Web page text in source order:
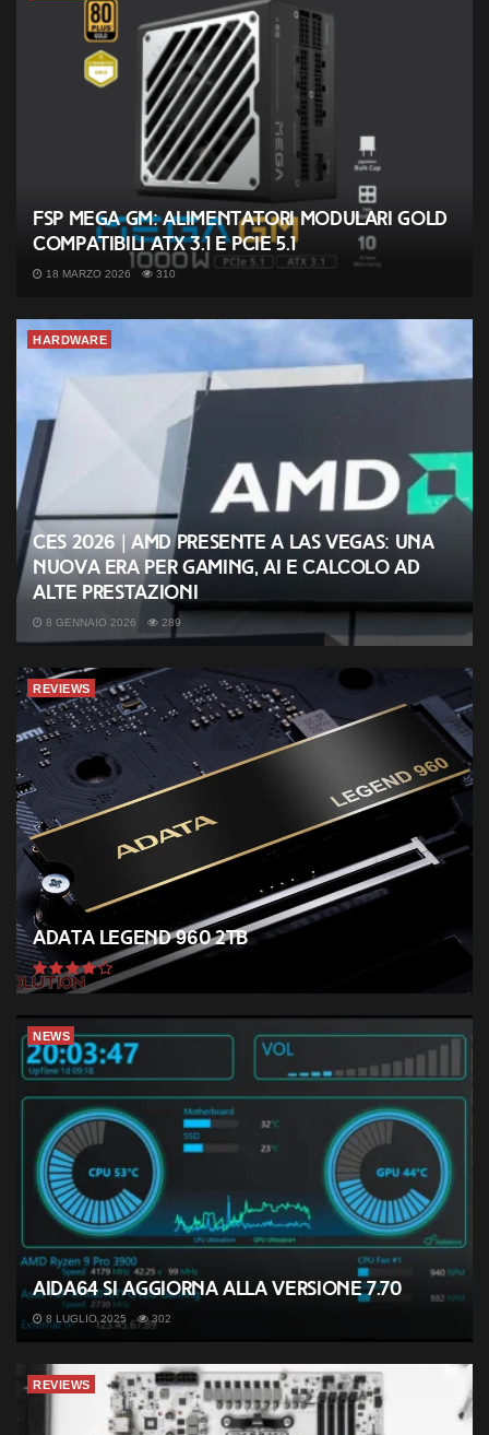
FSP MEGA GM: alimentatori modulari Gold
compatibili ATX 3.1 e PCIe 5.1
18 MARZO 2026 310
HARDWARE
CES 2026 | AMD presente a Las Vegas: una
nuova era per gaming, AI e calcolo ad
alte prestazioni
8 GENNAIO 2026 289
REVIEWS
ADATA Legend 960 2TB
NEWS
AIDA64 si aggiorna alla versione 7.70
8 LUGLIO 2025 302
REVIEWS